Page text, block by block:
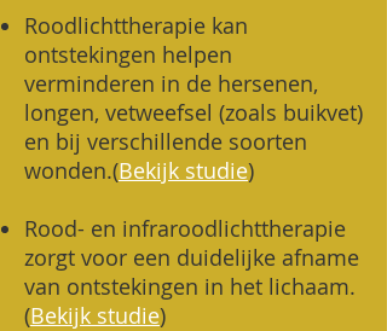
Roodlichttherapie kan
ontstekingen helpen
verminderen in de hersenen,
longen, vetweefsel (zoals buikvet)
en bij verschillende soorten
wonden.(Bekijk studie)
Rood- en infraroodlichttherapie
zorgt voor een duidelijke afname
van ontstekingen in het lichaam.
(Bekijk studie)